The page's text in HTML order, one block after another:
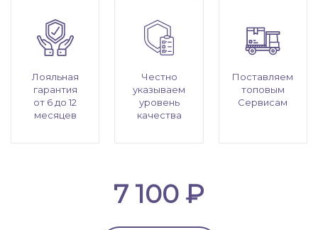
Лояльная
гарантия
от 6 до 12
месяцев
Честно
указываем
уровень
качества
Поставляем
топовым
Сервисам
7 100 ₽